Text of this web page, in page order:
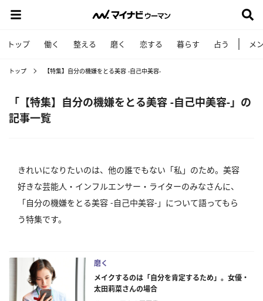
トップ 働く 整える 磨く 恋する 暮らす 占う メ
トップ 【特集】自分の機嫌をとる美容 -自己中美容-
「【特集】自分の機嫌をとる美容 -自己中美容-」の
記事一覧
きれいになりたいのは、他の誰でもない「私」のため。美容
好きな芸能人・インフルエンサー・ライターのみなさんに、
「自分の機嫌をとる美容 -自己中美容-」について語ってもら
う特集です。
磨く
メイクするのは「自分を肯定するため」。女優・
太田莉菜さんの場合